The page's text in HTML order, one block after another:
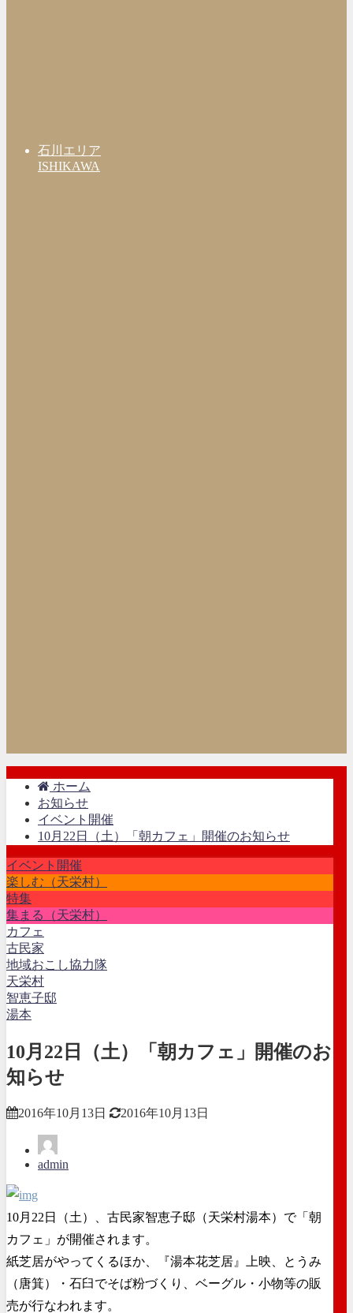
石川エリア
ISHIKAWA
ホーム
お知らせ
イベント開催
10月22日（土）「朝カフェ」開催のお知らせ
イベント開催
楽しむ（天栄村）
特集
集まる（天栄村）
カフェ
古民家
地域おこし協力隊
天栄村
智恵子邸
湯本
10月22日（土）「朝カフェ」開催のお
知らせ
2016年10月13日 2016年10月13日
admin
10月22日（土）、古民家智恵子邸（天栄村湯本）で「朝
カフェ」が開催されます。
紙芝居がやってくるほか、『湯本花芝居』上映、とうみ
（唐箕）・石臼でそば粉づくり、ベーグル・小物等の販
売が行なわれます。